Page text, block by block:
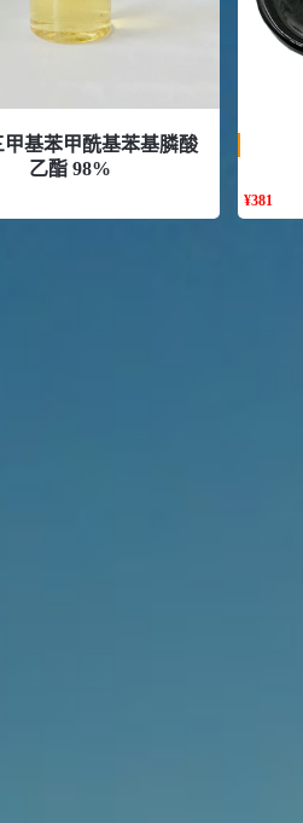
甲基苯甲酰基苯基膦酸
乙酯 98%
¥381